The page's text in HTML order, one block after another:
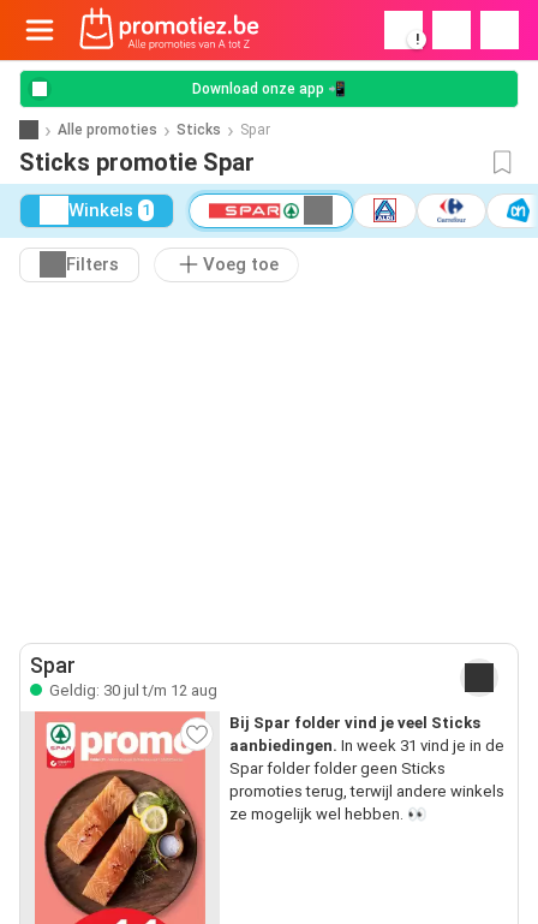
!
Download onze app 📲
Alle promoties Sticks Spar
Sticks promotie Spar
Winkels 1
Filters Voeg toe
Spar
Geldig: 30 jul t/m 12 aug
Bij Spar folder vind je veel Sticks
aanbiedingen. In week 31 vind je in de
Spar folder folder geen Sticks
promoties terug, terwijl andere winkels
ze mogelijk wel hebben. 👀